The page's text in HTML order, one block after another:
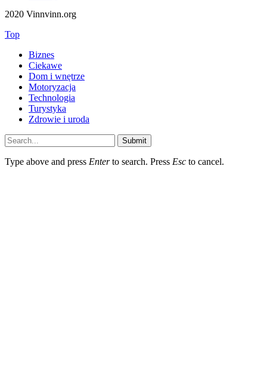
2020 Vinnvinn.org
Top
Biznes
Ciekawe
Dom i wnętrze
Motoryzacja
Technologia
Turystyka
Zdrowie i uroda
Submit
Type above and press Enterto search. Press Esc to cancel.